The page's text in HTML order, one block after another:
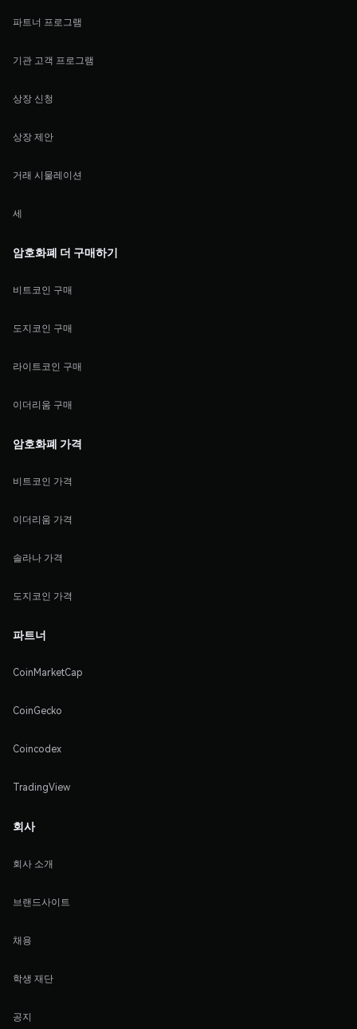
파트너 프로그램
기관 고객 프로그램
상장 신청
상장 제안
거래 시물레이션
세
암호화폐 더 구매하기
비트코인 구매
도지코인 구매
라이트코인 구매
이더리움 구매
암호화폐 가격
비트코인 가격
이더리움 가격
솔라나 가격
도지코인 가격
파트너
CoinMarketCap
CoinGecko
Coincodex
TradingView
회사
회사 소개
브랜드사이트
채용
학생 재단
공지